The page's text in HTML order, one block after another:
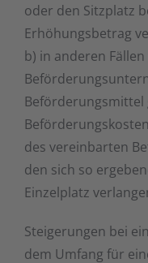
oder den Sitzplatz
Erhöhungsbetrag
b) in anderen
des vereinbarten
den sich so
Einzelplatz
Steigerungen bei
dem Umfang für